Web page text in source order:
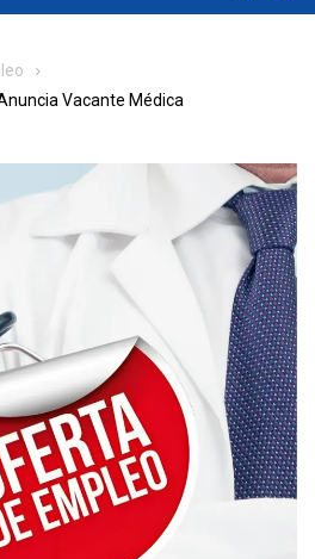
Vacante Médica